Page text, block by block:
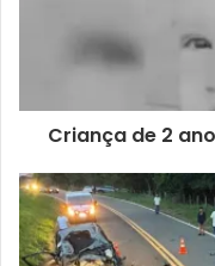
Criança de 2